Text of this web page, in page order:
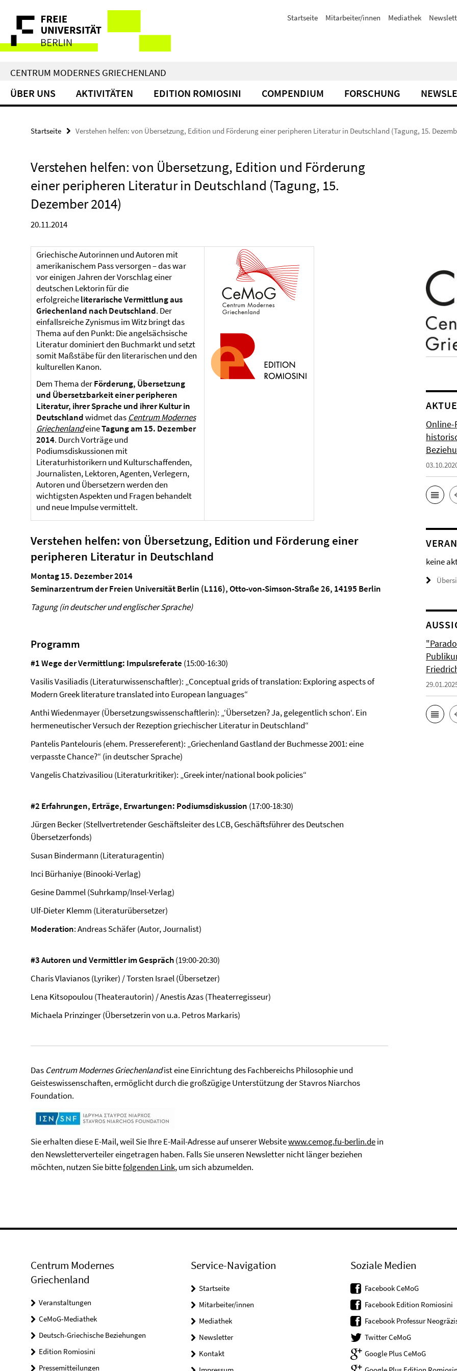
direkt
Inhalt
Service-
Navigation
Startseite Mitarbeiter/innen Mediathek
CENTRUM MODERNES GRIECHENLAND
ÜBER UNS AKTIVITÄTEN EDITION ROMIOSINI COMPENDIUM FORSCHUNG
Startseite Verstehen helfen: von Übersetzung, Edition und Förderung einer peripheren Literatur in Deutschland (Tagung, 15.
Verstehen helfen: von Übersetzung, Edition und Förderung
einer peripheren Literatur in Deutschland (Tagung, 15.
Dezember 2014)
20.11.2014
Griechische Autorinnen und Autoren mit
amerikanischem Pass versorgen – das war
vor einigen Jahren der Vorschlag einer
deutschen Lektorin für die
erfolgreicheliterarische Vermittlung aus
Griechenland nach Deutschland. Der
einfallsreiche Zynismus im Witz bringt das
Thema auf den Punkt: Die angelsächsische
Literatur dominiert den Buchmarkt und setzt
somit Maßstäbe für den literarischen und den
kulturellen Kanon.
Dem Thema derFörderung, Übersetzung
und Übersetzbarkeit einer peripheren
Literatur, ihrer Sprache und ihrer Kultur in
Deutschlandwidmet das Centrum Modernes
GriechenlandeineTagung am 15. Dezember
2014. Durch Vorträge und
Podiumsdiskussionen mit
Literaturhistorikern und Kulturschaffenden,
Journalisten, Lektoren, Agenten, Verlegern,
Autoren und Übersetzern werden den
wichtigsten Aspekten und Fragen behandelt
und neue Impulse vermittelt.
Verstehen helfen: von Übersetzung, Edition und Förderung einer
peripheren Literatur in Deutschland
Montag 15. Dezember 2014
Seminarzentrum der Freien Universität Berlin (L116), Otto-von-Simson-Straße 26, 14195 Berlin
Tagung (in deutscher und englischer Sprache)
Programm
#1 Wege der Vermittlung: Impulsreferate (15:00-16:30)
Vasilis Vasiliadis (Literaturwissenschaftler): „Conceptual grids of translation: Exploring aspects of
Modern Greek literature translated into European languages“
Anthi Wiedenmayer (Übersetzungswissenschaftlerin): „‘Übersetzen? Ja, gelegentlich schon‘. Ein
hermeneutischer Versuch der Rezeption griechischer Literatur in Deutschland“
Pantelis Pantelouris (ehem. Pressereferent): „Griechenland Gastland der Buchmesse 2001: eine
verpasste Chance?“ (in deutscher Sprache)
Vangelis Chatzivasiliou (Literaturkritiker): „Greek inter/national book policies“
#2 Erfahrungen, Erträge, Erwartungen: Podiumsdiskussion (17:00-18:30)
Jürgen Becker (Stellvertretender Geschäftsleiter des LCB, Geschäftsführer des Deutschen
Übersetzerfonds)
Susan Bindermann (Literaturagentin)
Inci Bürhaniye (Binooki-Verlag)
Gesine Dammel (Suhrkamp/Insel-Verlag)
Ulf-Dieter Klemm (Literaturübersetzer)
Moderation: Andreas Schäfer (Autor, Journalist)
#3 Autoren und Vermittler im Gespräch(19:00-20:30)
Charis Vlavianos (Lyriker) / Torsten Israel (Übersetzer)
Lena Kitsopoulou (Theaterautorin) / Anestis Azas (Theaterregisseur)
Michaela Prinzinger (Übersetzerin von u.a. Petros Markaris)
Das Centrum Modernes Griechenlandist eine Einrichtung des Fachbereichs Philosophie und
Geisteswissenschaften, ermöglicht durch die großzügige Unterstützung der Stavros Niarchos
Foundation.
Sie erhalten diese E-Mail, weil Sie Ihre E-Mail-Adresse auf unserer Websitewww.cemog.fu-berlin.dein
den Newsletterverteiler eingetragen haben. Falls Sie unseren Newsletter nicht länger beziehen
möchten, nutzen Sie bittefolgenden Link, um sich abzumelden.
keine
Centrum Modernes
Griechenland
Veranstaltungen
CeMoG-Mediathek
Deutsch-Griechische Beziehungen
Edition Romiosini
Pressemitteilungen
Service-Navigation
Startseite
Mitarbeiter/innen
Mediathek
Newsletter
Kontakt
Soziale Medien
Facebook CeMoG
Facebook Edition Romiosini
Facebook Professur
Twitter CeMoG
Google Plus CeMoG